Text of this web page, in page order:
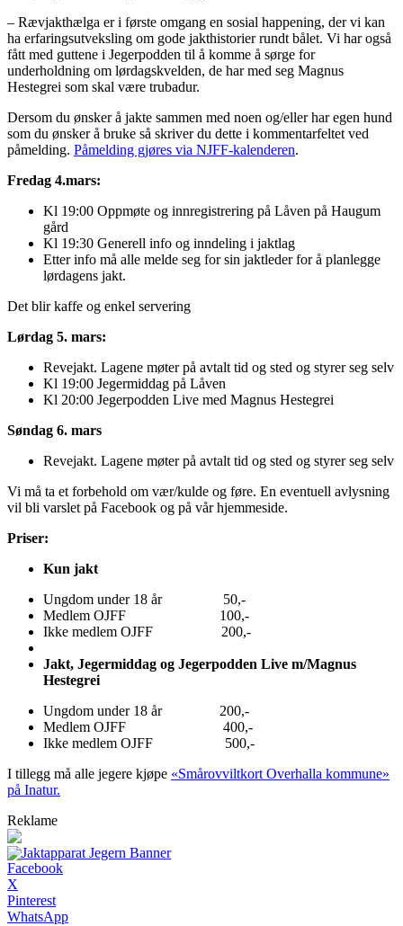
– Rævjakthælga er i første omgang en sosial happening, der vi kan
ha erfaringsutveksling om gode jakthistorier rundt bålet. Vi har også
fått med guttene i Jegerpodden til å komme å sørge for
underholdning om lørdagskvelden, de har med seg Magnus
Hestegrei som skal være trubadur.
Dersom du ønsker å jakte sammen med noen og/eller har egen hund
som du ønsker å bruke så skriver du dette i kommentarfeltet ved
påmelding. Påmelding gjøres via NJFF-kalenderen.
Fredag 4.mars:
Kl 19:00 Oppmøte og innregistrering på Låven på Haugum
gård
Kl 19:30 Generell info og inndeling i jaktlag
Etter info må​​ alle melde seg for sin jaktleder​ for å planlegge
lørdagens jakt.
Det blir kaffe og enkel servering
Lørdag 5. mars:
Revejakt. Lagene møter på avtalt tid og sted og styrer seg selv
Kl 19:00 Jegermiddag på Låven
Kl 20:00 Jegerpodden Live med Magnus Hestegrei
Søndag 6. mars
Revejakt. Lagene møter på avtalt tid og sted og styrer seg selv
Vi må ta et forbehold om vær/kulde og føre. En eventuell avlysning
vil bli varslet på Facebook og på vår hjemmeside.
Priser:
Kun jakt
Ungdom under 18 år 50,-
Medlem OJFF 100,-
Ikke medlem OJFF 200,-
Jakt, Jegermiddag og Jegerpodden Live m/Magnus
Hestegrei
Ungdom under 18 år 200,-
Medlem OJFF 400,-
Ikke medlem OJFF 500,-
I tillegg må alle jegere kjøpe «Smårovviltkort Overhalla kommune»
på Inatur.
Reklame
Facebook
X
Pinterest
WhatsApp